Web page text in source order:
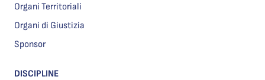
Organi Territoriali
Organi di Giustizia
Sponsor
DISCIPLINE